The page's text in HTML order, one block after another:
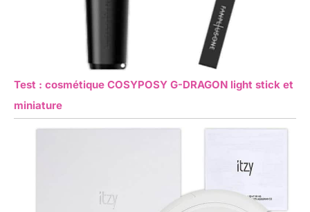
Test : cosmétique COSYPOSY G-DRAGON light stick et
miniature